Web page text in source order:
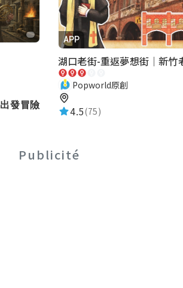
出發冒險
APP
Popworld原創
4.5(75)
Publicité